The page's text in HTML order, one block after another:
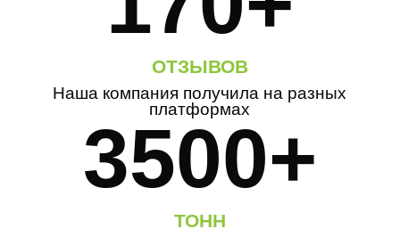
ОТЗЫВОВ
Наша компания получила на разных
платформах
3500+
ТОНН